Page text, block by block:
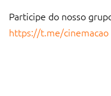
Participe do nosso
https://t.me/cinemacao